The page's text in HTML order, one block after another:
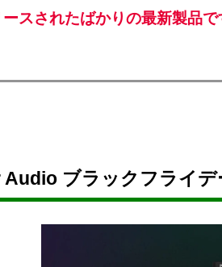
スされたばかりの最新製品で
Audio ブラックフライデ